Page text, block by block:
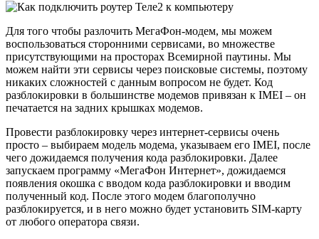
Для того чтобы разлочить МегаФон-модем, мы можем
воспользоваться сторонними сервисами, во множестве
присутствующими на просторах Всемирной паутины. Мы
можем найти эти сервисы через поисковые системы, поэтому
никаких сложностей с данным вопросом не будет. Код
разблокировки в большинстве модемов привязан к IMEI – он
печатается на задних крышках модемов.
Провести разблокировку через интернет-сервисы очень
просто – выбираем модель модема, указываем его IMEI, после
чего дожидаемся получения кода разблокировки. Далее
запускаем программу «МегаФон Интернет», дожидаемся
появления окошка с вводом кода разблокировки и вводим
полученный код. После этого модем благополучно
разблокируется, и в него можно будет установить SIM-карту
от любого оператора связи.